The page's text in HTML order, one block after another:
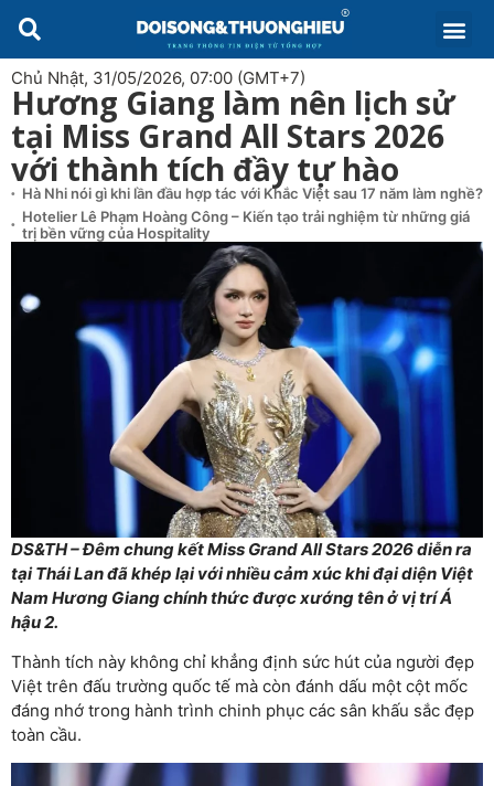
Chủ Nhật, 31/05/2026, 07:00 (GMT+7)
Hương Giang làm nên lịch sử
tại Miss Grand All Stars 2026
với thành tích đầy tự hào
Hà Nhi nói gì khi lần đầu hợp tác với Khắc Việt sau 17 năm làm nghề?
Hotelier Lê Phạm Hoàng Công – Kiến tạo trải nghiệm từ những giá
trị bền vững của Hospitality
DS&TH – Đêm chung kết Miss Grand All Stars 2026 diễn ra
tại Thái Lan đã khép lại với nhiều cảm xúc khi đại diện Việt
Nam Hương Giang chính thức được xướng tên ở vị trí Á
hậu 2.
Thành tích này không chỉ khẳng định sức hút của người đẹp
Việt trên đấu trường quốc tế mà còn đánh dấu một cột mốc
đáng nhớ trong hành trình chinh phục các sân khấu sắc đẹp
toàn cầu.